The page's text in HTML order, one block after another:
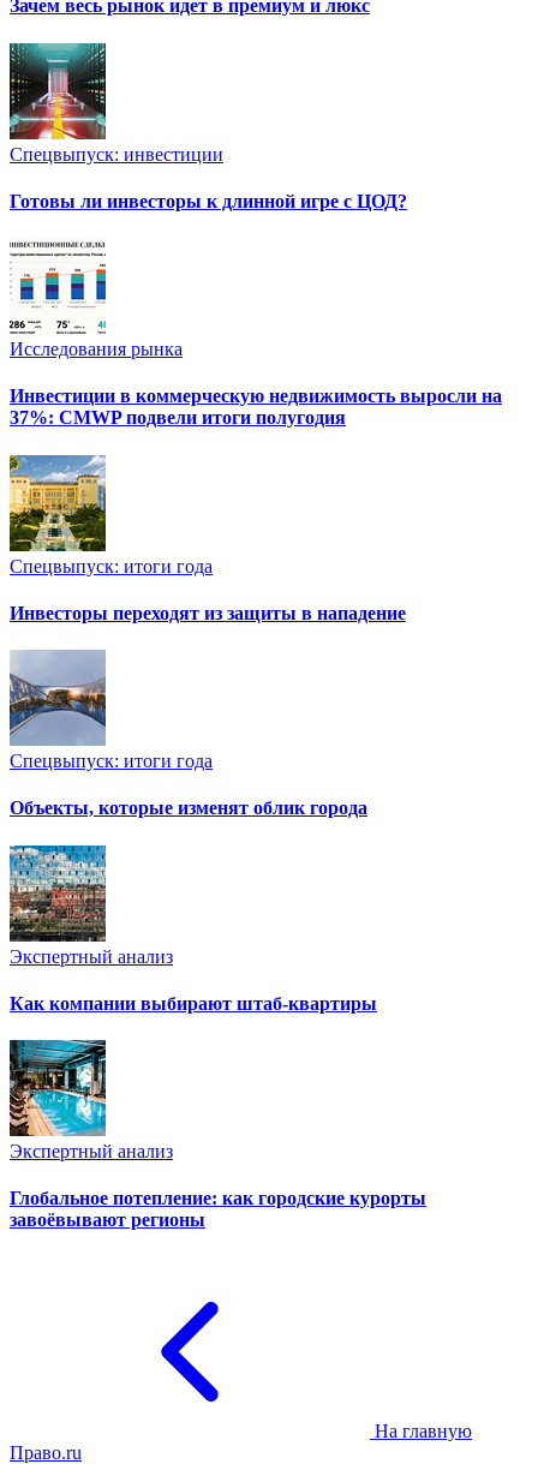
Зачем весь рынок идет в премиум и люкс
Спецвыпуск: инвестиции
Готовы ли инвесторы к длинной игре с ЦОД?
Исследования рынка
Инвестиции в коммерческую недвижимость выросли на
37%: CMWP подвели итоги полугодия
Спецвыпуск: итоги года
Инвесторы переходят из защиты в нападение
Спецвыпуск: итоги года
Объекты, которые изменят облик города
Экспертный анализ
Как компании выбирают штаб-квартиры
Экспертный анализ
Глобальное потепление: как городские курорты
завоёвывают регионы
На главную
Право.ru